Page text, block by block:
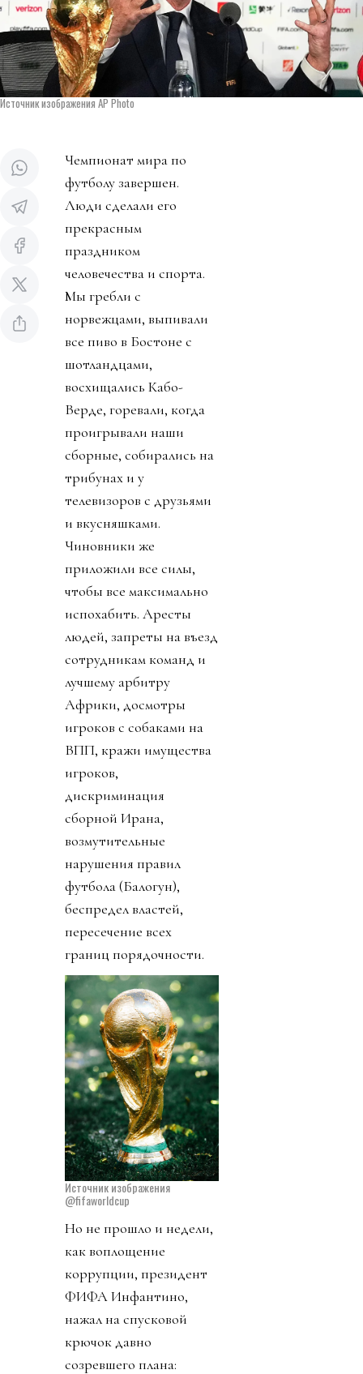
Источник изображения AP Photo
Чемпионат мира по
футболу завершен.
Люди сделали его
прекрасным
праздником
человечества и спорта.
Мы гребли с
норвежцами, выпивали
все пиво в Бостоне с
шотландцами,
восхищались Кабо-
Верде, горевали, когда
проигрывали наши
сборные, собирались на
трибунах и у
телевизоров с друзьями
и вкусняшками.
Чиновники же
приложили все силы,
чтобы все максимально
испохабить. Аресты
людей, запреты на въезд
сотрудникам команд и
лучшему арбитру
Африки, досмотры
игроков с собаками на
ВПП, кражи имущества
игроков,
дискриминация
сборной Ирана,
возмутительные
нарушения правил
футбола (Балогун),
беспредел властей,
пересечение всех
границ порядочности.
Источник изображения
@fifaworldcup
Но не прошло и недели,
как воплощение
коррупции, президент
ФИФА Инфантино,
нажал на спусковой
крючок давно
созревшего плана: